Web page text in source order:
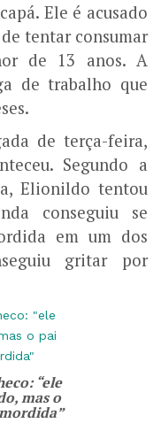
Ele é acusado
tentar consumar
de 13 anos. A
de trabalho que
de terça-feira,
Segundo a
Elionildo tentou
conseguiu se
em um dos
gritar por
“ele
mas o